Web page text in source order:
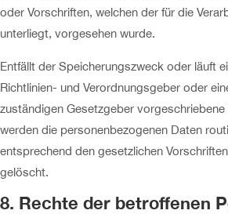
oder Vorschriften, welchen der für die
unterliegt, vorgesehen wurde.
Entfällt der Speicherungszweck oder läuft
Richtlinien- und Verordnungsgeber oder
zuständigen Gesetzgeber
werden die personenbezogenen Daten
entsprechend den gesetzlichen
gelöscht.
8. Rechte der betroffenen